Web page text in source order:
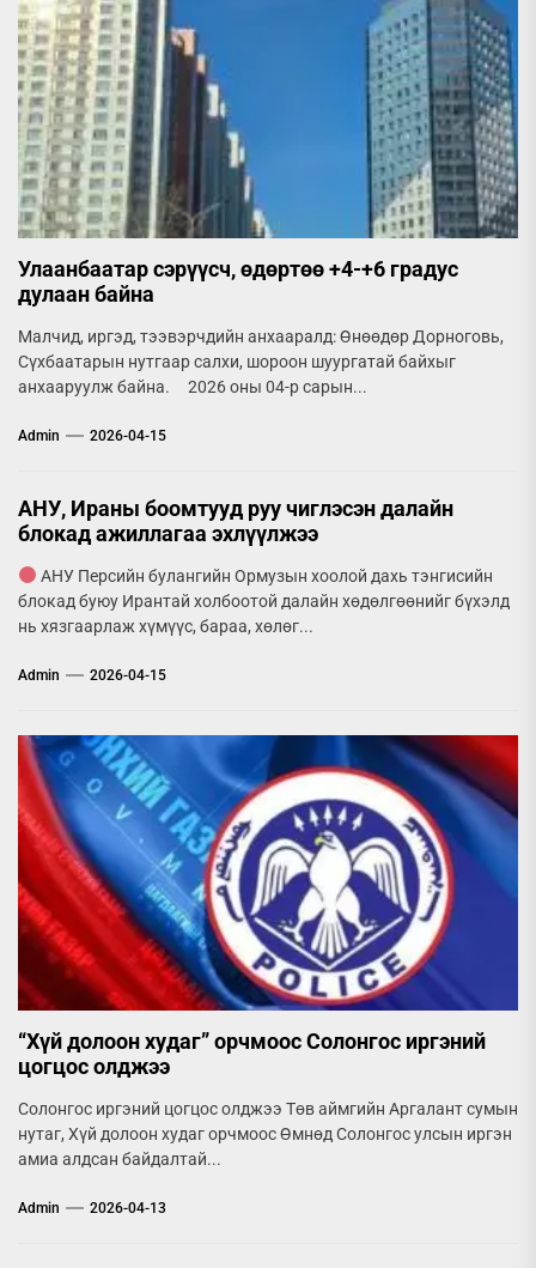
Улаанбаатар сэрүүсч, өдөртөө +4-+6 градус
дулаан байна
Малчид, иргэд, тээвэрчдийн анхааралд: Өнөөдөр Дорноговь,
Сүхбаатарын нутгаар салхи, шороон шуургатай байхыг
анхааруулж байна. 2026 оны 04-р сарын...
Admin 2026-04-15
АНУ, Ираны боомтууд руу чиглэсэн далайн
блокад ажиллагаа эхлүүлжээ
АНУ Персийн булангийн Ормузын хоолой дахь тэнгисийн
блокад буюу Ирантай холбоотой далайн хөдөлгөөнийг бүхэлд
нь хязгаарлаж хүмүүс, бараа, хөлөг...
Admin 2026-04-15
“Хүй долоон худаг” орчмоос Солонгос иргэний
цогцос олджээ
Солонгос иргэний цогцос олджээ Төв аймгийн Аргалант сумын
нутаг, Хүй долоон худаг орчмоос Өмнөд Солонгос улсын иргэн
амиа алдсан байдалтай...
Admin 2026-04-13